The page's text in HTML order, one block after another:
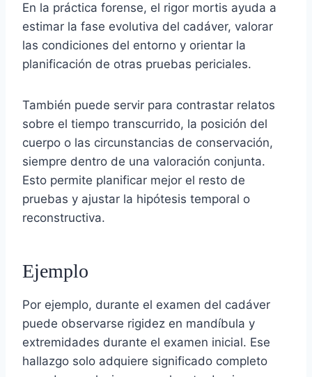
En la práctica forense, el rigor mortis ayuda a
estimar la fase evolutiva del cadáver, valorar
las condiciones del entorno y orientar la
planificación de otras pruebas periciales.
También puede servir para contrastar relatos
sobre el tiempo transcurrido, la posición del
cuerpo o las circunstancias de conservación,
siempre dentro de una valoración conjunta.
Esto permite planificar mejor el resto de
pruebas y ajustar la hipótesis temporal o
reconstructiva.
Ejemplo
Por ejemplo, durante el examen del cadáver
puede observarse rigidez en mandíbula y
extremidades durante el examen inicial. Ese
hallazgo solo adquiere significado completo